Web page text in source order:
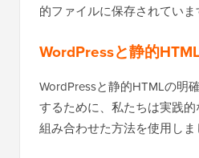
的ファイルに保存されていま
WordPressと静的
WordPressと静的HTMLの明
するために、私たちは実践
組み合わせた方法を使用しま